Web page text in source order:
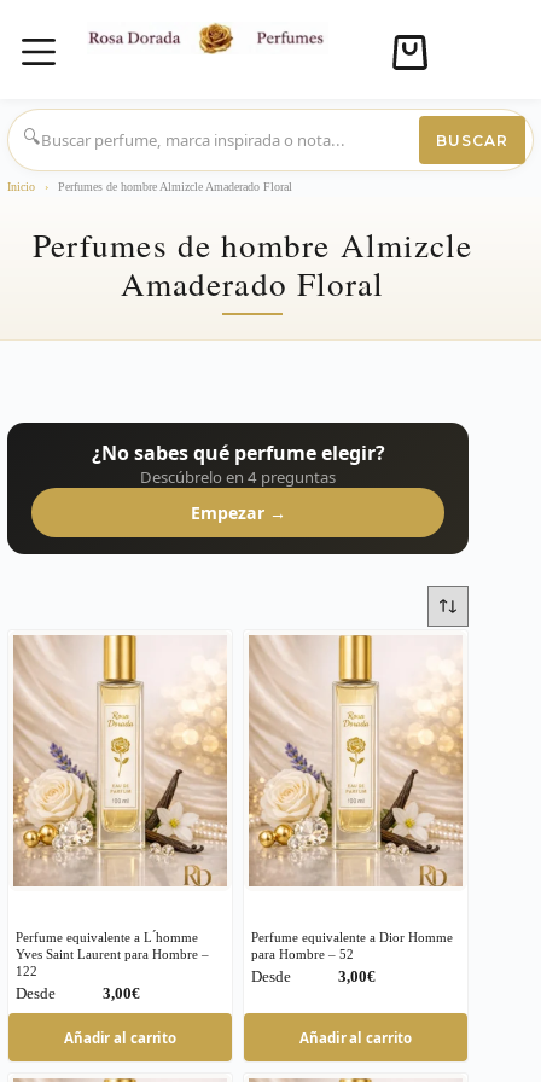
Saltar
al
contenido
Carro
compra
🔍
BUSCAR
Inicio › Perfumes de hombre Almizcle Amaderado Floral
Perfumes de hombre Almizcle
Amaderado Floral
¿No sabes qué perfume elegir?
Descúbrelo en 4 preguntas
Empezar →
Perfume equivalente a L ́homme
Yves Saint Laurent para Hombre –
122
€
Añadir al carrito
Este
producto
tiene
Perfume equivalente a Dior Homme
para Hombre – 52
€
Añadir al carrito
Este
producto
tiene